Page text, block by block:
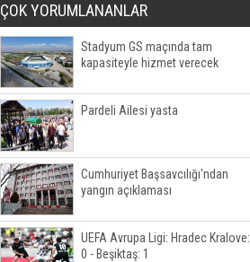
ÇOK YORUMLANANLAR
Stadyum GS maçında tam
kapasiteyle hizmet verecek
Pardeli Ailesi yasta
Cumhuriyet Başsavcılığı'ndan
yangın açıklaması
UEFA Avrupa Ligi: Hradec Kralove:
0 - Beşiktaş: 1